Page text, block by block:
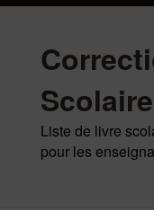
Scolaire
Liste de livre
pour les